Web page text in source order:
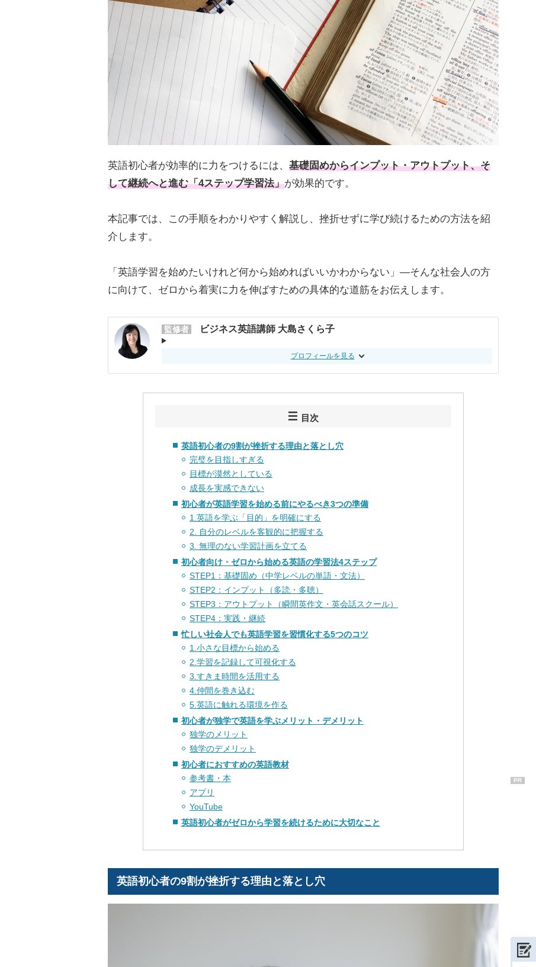
英語初心者が効率的に力をつけるには、 基礎固めからインプット・アウトプット、そ
して継続へと進む「4ステップ学習法」が効果的です。
本記事では、この手順をわかりやすく解説し、挫折せずに学び続けるための方法を紹
介します。
「英語学習を始めたいけれど何から始めればいいかわからない」―そんな社会人の方
に向けて、ゼロから着実に力を伸ばすための具体的な道筋をお伝えします。
監修者 ビジネス英語講師 大島さくら子
プロフィールを見る
目次
英語初心者の9割が挫折する理由と落とし穴
完璧を目指しすぎる
目標が漠然としている
成長を実感できない
初心者が英語学習を始める前にやるべき3つの準備
1.英語を学ぶ「目的」を明確にする
2. 自分のレベルを客観的に把握する
3. 無理のない学習計画を立てる
初心者向け・ゼロから始める英語の学習法4ステップ
STEP1：基礎固め（中学レベルの単語・文法）
STEP2：インプット（多読・多聴）
STEP3：アウトプット（瞬間英作文・英会話スクール）
STEP4：実践・継続
忙しい社会人でも英語学習を習慣化する5つのコツ
1.小さな目標から始める
2.学習を記録して可視化する
3.すきま時間を活用する
4.仲間を巻き込む
5.英語に触れる環境を作る
初心者が独学で英語を学ぶメリット・デメリット
独学のメリット
独学のデメリット
初心者におすすめの英語教材
参考書・本
アプリ
YouTube
英語初心者がゼロから学習を続けるために大切なこと
英語初心者の9割が挫折する理由と落とし穴
PR